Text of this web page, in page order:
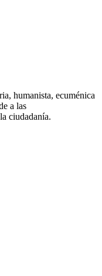
humanista, ecuménica
a las
ciudadanía.